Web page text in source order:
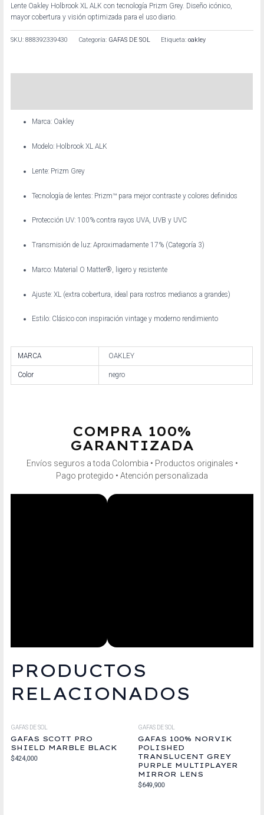
Lente Oakley Holbrook XL ALK con tecnología Prizm Grey. Diseño icónico,
mayor cobertura y visión optimizada para el uso diario.
SKU:888392339430 Categoría: GAFAS DE SOL Etiqueta:oakley
Marca: Oakley
Modelo: Holbrook XL ALK
Lente: Prizm Grey
Tecnología de lentes: Prizm™ para mejor contraste y colores definidos
Protección UV: 100% contra rayos UVA, UVB y UVC
Transmisión de luz: Aproximadamente 17% (Categoría 3)
Marco: Material O Matter®, ligero y resistente
Ajuste: XL (extra cobertura, ideal para rostros medianos a grandes)
Estilo: Clásico con inspiración vintage y moderno rendimiento
MARCA OAKLEY
Color negro
COMPRA 100%
GARANTIZADA
Envíos seguros a toda Colombia • Productos originales •
Pago protegido • Atención personalizada
PRODUCTOS
RELACIONADOS
GAFAS DE SOL
GAFAS SCOTT PRO
SHIELD MARBLE BLACK
$424,000
GAFAS DE SOL
GAFAS 100% NORVIK
POLISHED
TRANSLUCENT GREY
PURPLE MULTIPLAYER
MIRROR LENS
$649,900